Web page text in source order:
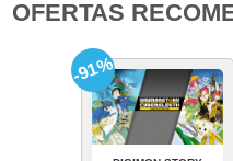
OFERTAS
-91%